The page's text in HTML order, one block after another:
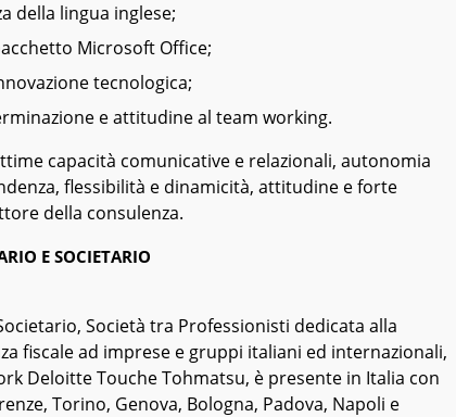
della lingua inglese;
Microsoft Office;
tecnologica;
e attitudine al team working.
capacità comunicative e relazionali, autonomia
flessibilità e dinamicità, attitudine e forte
della consulenza.
E SOCIETARIO
Società tra Professionisti dedicata alla
fiscale ad imprese e gruppi italiani ed internazionali,
Deloitte Touche Tohmatsu, è presente in Italia con
Torino, Genova, Bologna, Padova, Napoli e